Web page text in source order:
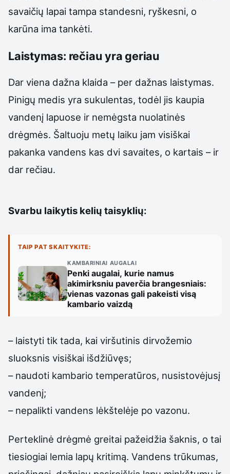
savaičių lapai tampa standesni, ryškesni, o
karūna ima tankėti.
Laistymas: rečiau yra geriau
Dar viena dažna klaida – per dažnas laistymas.
Pinigų medis yra sukulentas, todėl jis kaupia
vandenį lapuose ir nemėgsta nuolatinės
drėgmės. Šaltuoju metų laiku jam visiškai
pakanka vandens kas dvi savaites, o kartais – ir
dar rečiau.
Svarbu laikytis kelių taisyklių:
TAIP PAT SKAITYKITE:
KAMBARINIAI AUGALAI
Penki augalai, kurie namus
akimirksniu paverčia brangesniais:
vienas vazonas gali pakeisti visą
kambario vaizdą
– laistyti tik tada, kai viršutinis dirvožemio
sluoksnis visiškai išdžiūvęs;
– naudoti kambario temperatūros, nusistovėjusį
vandenį;
– nepalikti vandens lėkštelėje po vazonu.
Perteklinė drėgmė greitai pažeidžia šaknis, o tai
tiesiogiai lemia lapų kritimą. Vandens trūkumas,